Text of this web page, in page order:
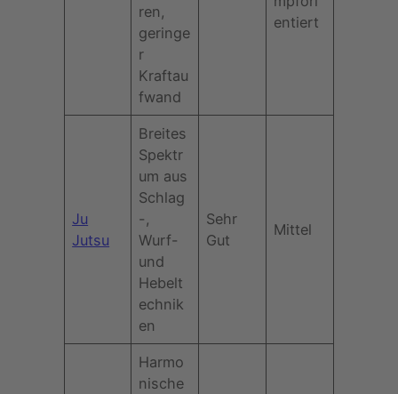
ren,
geringe
r
Kraftau
fwand
entiert
Ju
Jutsu
Breites
Spektr
um aus
Schlag
-,
Wurf-
und
Hebelt
echnik
en
Sehr
Gut
Mittel
Harmo
nische